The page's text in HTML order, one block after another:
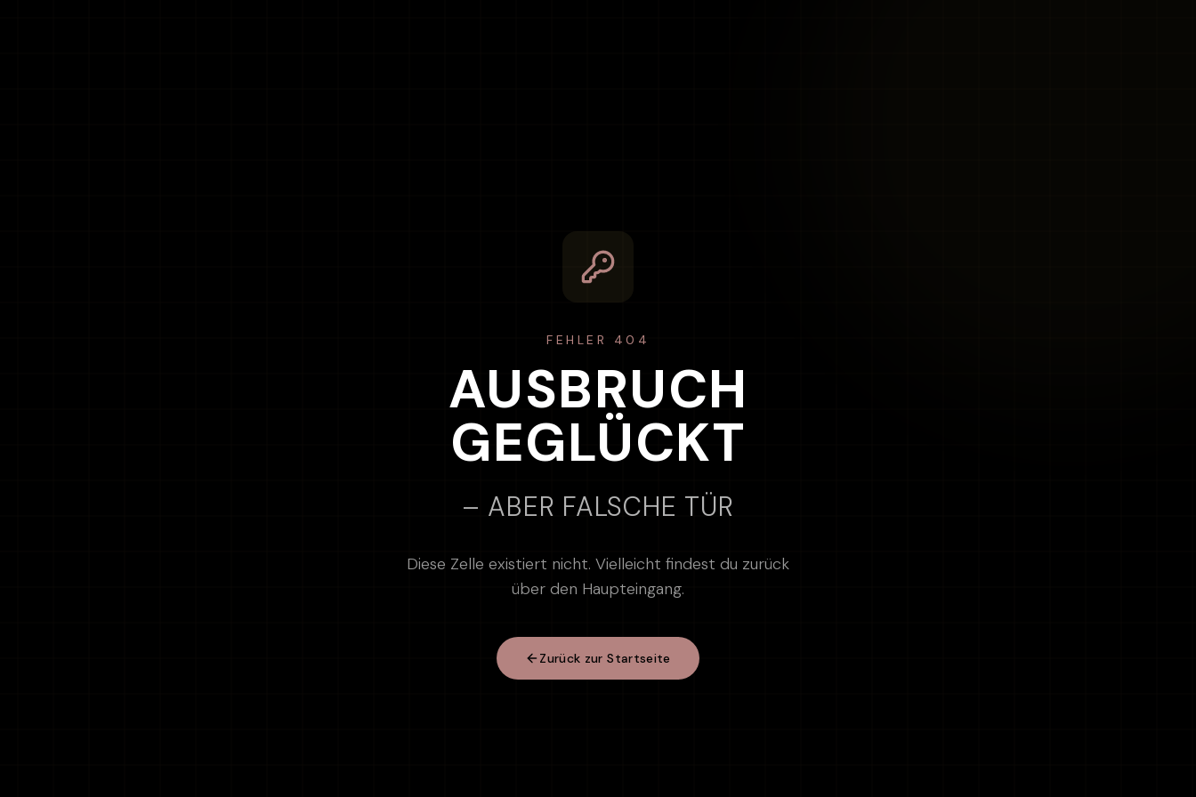
FEHLER 404
AUSBRUCH
GEGLÜCKT
– ABER FALSCHE TÜR
Diese Zelle existiert nicht. Vielleicht findest du zurück
über den Haupteingang.
Zurück zur Startseite